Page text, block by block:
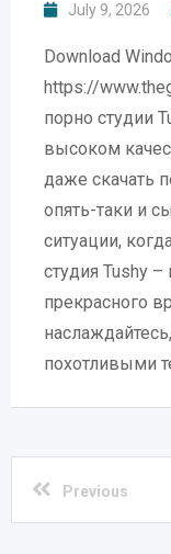
July 9, 2026
Download
https://
порно студии
высоком
даже скачать
опять-таки и
ситуации,
студия Tushy
прекрасного
похотливыми
Previous